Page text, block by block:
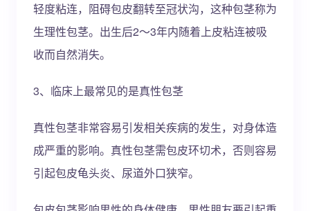
轻度粘连，阻碍包皮翻转至冠状沟，这种包茎称为
生理性包茎。出生后2～3年内随着上皮粘连被吸
收而自然消失。
3、临床上最常见的是真性包茎
真性包茎非常容易引发相关疾病的发生，对身体造
成严重的影响。真性包茎需包皮环切术，否则容易
引起包皮龟头炎、尿道外口狭窄。